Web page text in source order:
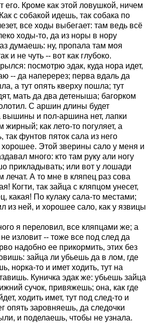
его. Кроме как этой ловушкой, ничем
с собакой идешь, так собака по
все ходы выбегает: там ведь всё
ходы-то, да из норы в нору
думаешь: ну, пропала там моя
и не чуть -- вот как глубоко.
посмотрю эдак, куда нора идет,
-- да наперерез; перва вдаль да
а тут опять кверху пошла; тут
мать да два детеныша; багорком
С аршин длины будет
вышины и пол-аршина нет, лапки
жирный; как лето-то погуляет, а
фунтов пяток сала из него
Этой зверины сало у меня и
много: кто там руку али ногу
прикладывать; или вот у лошади
лечат. А то мне в кляпец раз сова
Когти, так зайца с кляпцом унесет,
какая! По кулаку сала-то местами;
из ней, и хорошее сало, как у язвицы
я переловил, все кляпцами же; а
не изловит -- тоже все под след да
надобно ее прикормить, этих без
зайца ли убьешь да в лом, где
норка-то и имет ходить, тут на
Куничка эдак же: убьешь зайца
сучок, привяжешь; она, как где
ходить имет, тут под след-то и
опять заровняешь, да следочки
и поделаешь, чтобы не узнала.